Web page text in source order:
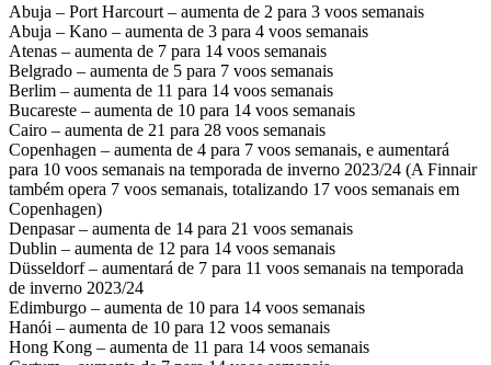
Abuja – Port Harcourt – aumenta de 2 para 3 voos semanais
Abuja – Kano – aumenta de 3 para 4 voos semanais
Atenas – aumenta de 7 para 14 voos semanais
Belgrado – aumenta de 5 para 7 voos semanais
Berlim – aumenta de 11 para 14 voos semanais
Bucareste – aumenta de 10 para 14 voos semanais
Cairo – aumenta de 21 para 28 voos semanais
Copenhagen – aumenta de 4 para 7 voos semanais, e aumentará
para 10 voos semanais na temporada de inverno 2023/24 (A Finnair
também opera 7 voos semanais, totalizando 17 voos semanais em
Copenhagen)
Denpasar – aumenta de 14 para 21 voos semanais
Dublin – aumenta de 12 para 14 voos semanais
Düsseldorf – aumentará de 7 para 11 voos semanais na temporada
de inverno 2023/24
Edimburgo – aumenta de 10 para 14 voos semanais
Hanói – aumenta de 10 para 12 voos semanais
Hong Kong – aumenta de 11 para 14 voos semanais